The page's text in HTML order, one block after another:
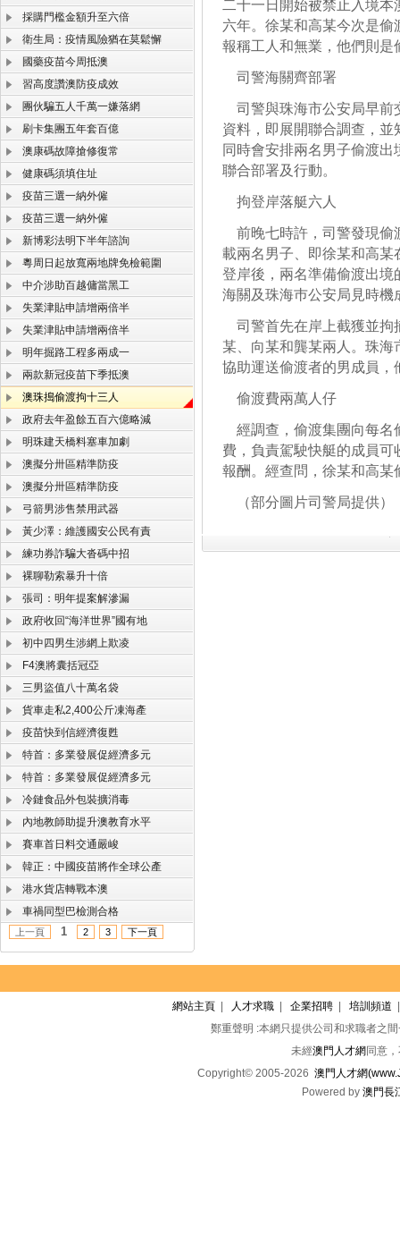
採購門檻金額升至六倍
衛生局：疫情風險猶在莫鬆懈
國藥疫苗今周抵澳
習高度讚澳防疫成效
團伙騙五人千萬一嫌落網
刷卡集團五年套百億
澳康碼故障搶修復常
健康碼須填住址
疫苗三選一納外僱
疫苗三選一納外僱
新博彩法明下半年諮詢
粵周日起放寬兩地牌免檢範圍
中介涉助百越傭當黑工
失業津貼申請增兩倍半
失業津貼申請增兩倍半
明年掘路工程多兩成一
兩款新冠疫苗下季抵澳
澳珠搗偷渡拘十三人
政府去年盈餘五百六億略減
明珠建天橋料塞車加劇
澳擬分卅區精準防疫
澳擬分卅區精準防疫
弓箭男涉售禁用武器
黃少澤：維護國安公民有責
練功券詐騙大沓碼中招
裸聊勒索暴升十倍
張司：明年提案解滲漏
政府收回“海洋世界”國有地
初中四男生涉網上欺凌
F4澳將囊括冠亞
三男盜值八十萬名袋
貨車走私2,400公斤凍海產
疫苗快到信經濟復甦
特首：多業發展促經濟多元
特首：多業發展促經濟多元
冷鏈食品外包裝擴消毒
內地教師助提升澳教育水平
賽車首日料交通嚴峻
韓正：中國疫苗將作全球公產
港水貨店轉戰本澳
車禍同型巴檢測合格
上一頁 1 2 3 下一頁
二十一日開始被禁止入境
六年。徐某和高某今次是
報稱工人和無業，他們則是
司警海關齊部署
司警與珠海市公安局早前
資料，即展開聯合調查，
同時會安排兩名男子偷渡出
聯合部署及行動。
拘登岸落艇六人
前晚七時許，司警發現偷
載兩名男子、即徐某和高
登岸後，兩名準備偷渡出
海關及珠海巿公安局見時機
司警首先在岸上截獲並拘
某、向某和龔某兩人。珠
協助運送偷渡者的男成員，
偷渡費兩萬人仔
經調查，偷渡集團向每名
費，負責駕駛快艇的成員
報酬。經查問，徐某和高某
（部分圖片司警局提供）
網站主頁 人才求職 企業招聘 培訓頻道
鄭重聲明 :本網只提供公司和求職者之
未經澳門人才網 同意
Copyright© 2005-2026 澳門人才網
Powered by 澳門長